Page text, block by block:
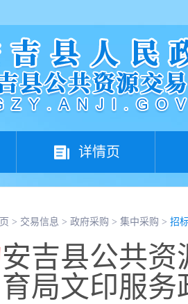
详情页
> 交易信息 > 政府采购 > 集中采购 > 招
安吉县公共
育局文印服务